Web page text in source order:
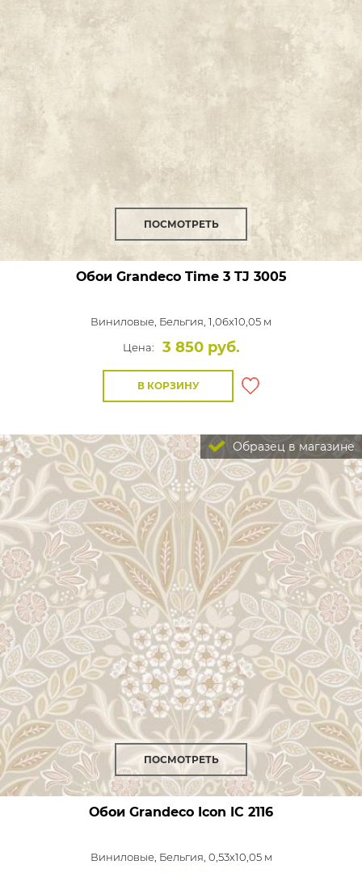
ПОСМОТРЕТЬ
Обои Grandeco Time 3TJ 3005
Виниловые, Бельгия, 1,06x10,05 м
Цена:
3 850 руб.
В КОРЗИНУ
Образец в магазине
ПОСМОТРЕТЬ
Обои Grandeco Icon IC 2116
Виниловые, Бельгия, 0,53x10,05 м